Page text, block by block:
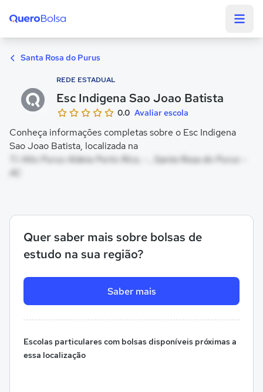
Santa Rosa do Purus
REDE ESTADUAL
Esc Indigena Sao Joao Batista
0.0 Avaliar escola
Conheça informações completas sobre o Esc Indigena
Sao Joao Batista, localizada na
T.i Alto Purus Aldeia Porto Rico, - , Santa Rosa do Purus -
AC
Quer saber mais sobre bolsas de
estudo na sua região?
Saber mais
Escolas particulares com bolsas disponíveis próximas a
essa localização